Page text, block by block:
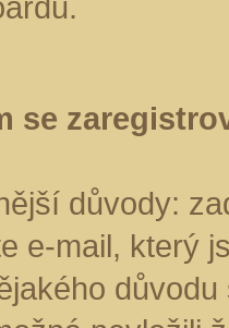
se
důvody:
e-mail, který